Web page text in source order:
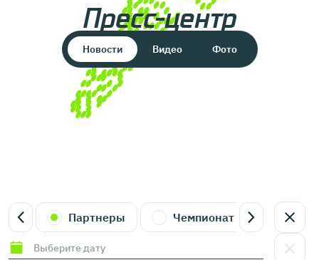
Пресс-центр
Новости Видео Фото
Партнеры Чемпионат России